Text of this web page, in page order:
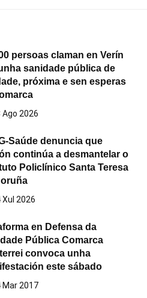
persoas claman en Verín
sanidade pública de
próxima e sen esperas
Ago 2026
Saúde denuncia que
continúa a desmantelar o
Policlínico Santa Teresa
Xul 2026
en Defensa da
Pública Comarca
convoca unha
este sábado
Mar 2017